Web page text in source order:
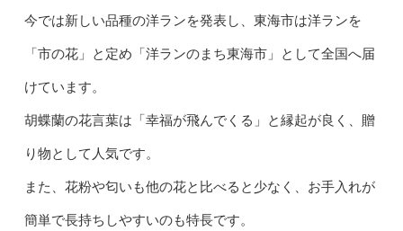
今では新しい品種の洋ランを発表し、東海市は洋ランを
「市の花」と定め「洋ランのまち東海市」として全国へ届
けています。
胡蝶蘭の花言葉は「幸福が飛んでくる」と縁起が良く、贈
り物として人気です。
また、花粉や匂いも他の花と比べると少なく、お手入れが
簡単で長持ちしやすいのも特長です。